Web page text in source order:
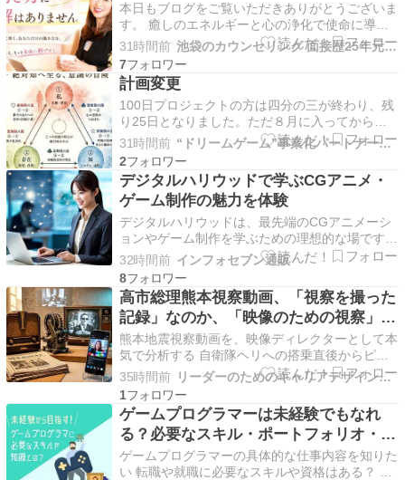
本日もブログをご覧いただきありがとうございま
す。 癒しのエネルギーと心の浄化で使命に導く
コンサルタントキャリアメンタルアドバイザーレ
イキマスターの上西純子（うえにしすみこ）で
す。私は東京都豊島区池袋にて、・転職時のキャ
リアカウンセリング・心のストレスケア・心身健
康法のレイキ（講…
31時間前
池袋のカウンセリング 面接歴25年元人材ビジネスマネージャー
7
計画変更
100日プロジェクトの方は四分の三が終わり、残
り25日となりました。ただ８月に入ってから
は、一行も書いていません。このまま、最終日を
迎えることはないでしょうが、出版社探しはまだ
先になりそうです。このプロジェクトでは、まず
AIで叩き台を作りました。しかし、それがあまり
使えなかった…
31時間前
“ドリームゲーム”事業化パートナーを求む
2
デジタルハリウッドで学ぶCGアニメ・
ゲーム制作の魅力を体験
デジタルハリウッドは、最先端のCGアニメーシ
ョンやゲーム制作を学ぶための理想的な場です。
本ブログでは、デジタルハリウッドが提供する多
様なプログラムやカリキュラムを通じて、学生が
体験する独自の魅力について深掘りしていきま
す。 デジタルハリウッドでの学びが、どのよう
にクリエイティブ…
32時間前 インフォセブン通販
8
高市総理熊本視察動画、「視察を撮った
記録」なのか、「映像のための視察」な
のか。
熊本地震視察動画を、映像ディレクターとして本
気で分析する 自衛隊ヘリへの搭乗直後からピア
ノのBGMが流れ出し、音楽のテンポに合わせた
画面のカットや、 首相が上空から手を合わせる
後ろ姿、 スローモーション、ピントを意図的に
ずらす「ピン送り」などの高度な映像技術が使わ
れています。 権…
35時間前
リーダーのためのキャリアデザイン・カフェ
1
ゲームプログラマーは未経験でもなれ
る？必要なスキル・ポートフォリオ・面
接の攻略法を解説
ゲームプログラマーの具体的な仕事内容を知りた
い 転職や就職に必要なスキルや資格はある？ 未